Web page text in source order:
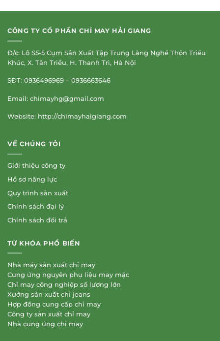
CÔNG TY CỔ PHẦN CHỈ MAY HẢI GIANG
Đ/c: Lô S5-5 Cụm Sản Xuất Tập Trung Làng Nghề Thôn Triều
Khúc, X. Tân Triều, H. Thanh Trì, Hà Nội
SĐT: 0936496969 – 0936663646
Email: chimayhg@gmail.com
Website: http://chimayhaigiang.com
VỀ CHÚNG TÔI
Giới thiệu công ty
Hồ sơ năng lực
Quy trình sản xuất
Chính sách đại lý
Chính sách đổi trả
TỪ KHÓA PHỔ BIẾN
Nhà máy sản xuất chỉ may
Cung ứng nguyên phụ liệu may mặc
Chỉ may công nghiệp số lượng lớn
Xưởng sản xuất chỉ jeans
Hợp đồng cung cấp chỉ may
Công ty sản xuất chỉ may
Nhà cung ứng chỉ may